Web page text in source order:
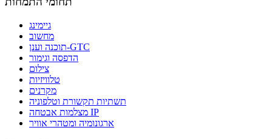
גיימינג
מחשוב
תוכנה וענן-GTC
הדפסה וגימור
צילום
טלוויזיות
מקרנים
תשתיות תקשורת וטלפוניה
מצלמות אבטחה IP
ארגונומיה ומטהרי אוויר